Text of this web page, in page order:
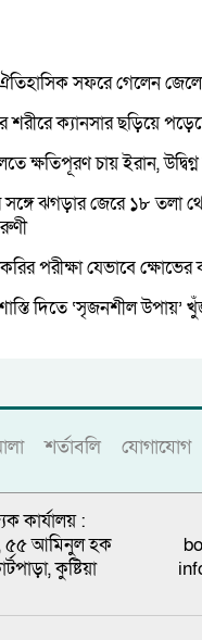
ঐতিহাসিক সফরে গেলেন
শরীরে ক্যানসার ছড়িয়ে
ক্ষতিপূরণ চায় ইরান,
সঙ্গে ঝগড়ার জেরে ১৮ তলা
পরীক্ষা যেভাবে ক্ষোভের
দিতে ‘সৃজনশীল উপায়’
শর্তাবলি যোগাযোগ
কার্যালয় :
৫৫ আমিনুল হক
কুষ্টিয়া